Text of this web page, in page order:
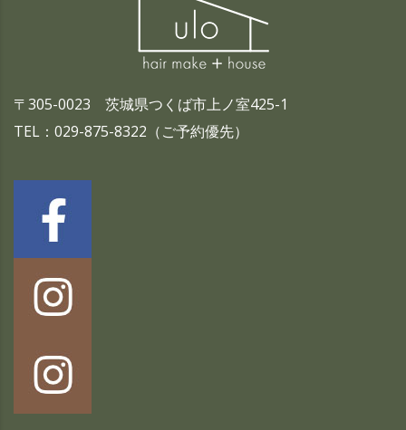
〒305-0023 茨城県つくば市上ノ室425-1
TEL：029-875-8322（ご予約優先）